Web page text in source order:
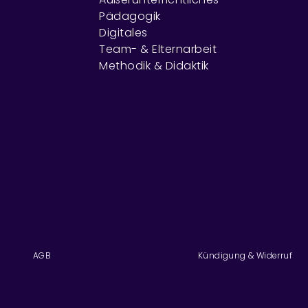
Pädagogik
Digitales
Team- & Elternarbeit
Methodik & Didaktik
AGB Kündigung & Widerruf